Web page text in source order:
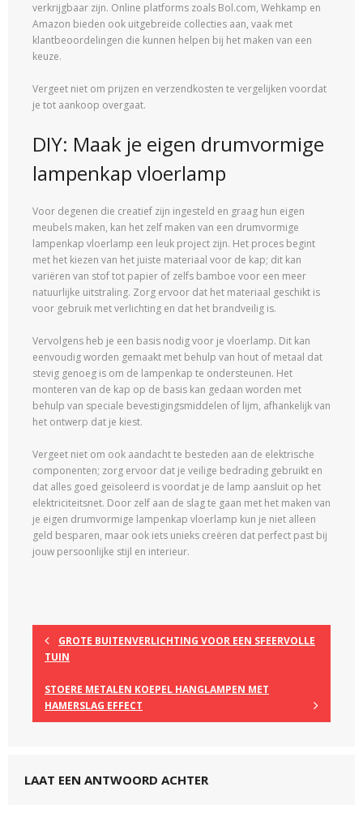
verkrijgbaar zijn. Online platforms zoals Bol.com, Wehkamp en
Amazon bieden ook uitgebreide collecties aan, vaak met
klantbeoordelingen die kunnen helpen bij het maken van een
keuze.
Vergeet niet om prijzen en verzendkosten te vergelijken voordat
je tot aankoop overgaat.
DIY: Maak je eigen drumvormige
lampenkap vloerlamp
Voor degenen die creatief zijn ingesteld en graag hun eigen
meubels maken, kan het zelf maken van een drumvormige
lampenkap vloerlamp een leuk project zijn. Het proces begint
met het kiezen van het juiste materiaal voor de kap; dit kan
variëren van stof tot papier of zelfs bamboe voor een meer
natuurlijke uitstraling. Zorg ervoor dat het materiaal geschikt is
voor gebruik met verlichting en dat het brandveilig is.
Vervolgens heb je een basis nodig voor je vloerlamp. Dit kan
eenvoudig worden gemaakt met behulp van hout of metaal dat
stevig genoeg is om de lampenkap te ondersteunen. Het
monteren van de kap op de basis kan gedaan worden met
behulp van speciale bevestigingsmiddelen of lijm, afhankelijk van
het ontwerp dat je kiest.
Vergeet niet om ook aandacht te besteden aan de elektrische
componenten; zorg ervoor dat je veilige bedrading gebruikt en
dat alles goed geïsoleerd is voordat je de lamp aansluit op het
elektriciteitsnet. Door zelf aan de slag te gaan met het maken van
je eigen drumvormige lampenkap vloerlamp kun je niet alleen
geld besparen, maar ook iets unieks creëren dat perfect past bij
jouw persoonlijke stijl en interieur.
GROTE BUITENVERLICHTING VOOR EEN SFEERVOLLE
TUIN
STOERE METALEN KOEPEL HANGLAMPEN MET
HAMERSLAG EFFECT
LAAT EEN ANTWOORD ACHTER